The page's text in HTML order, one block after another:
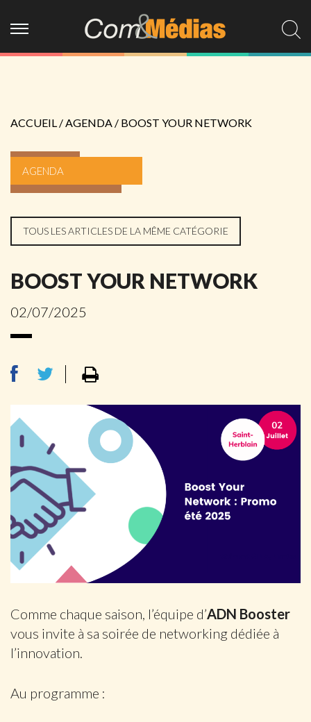
ACCUEIL /AGENDA / BOOST YOUR NETWORK
AGENDA
TOUS LES ARTICLES DE LA MÊME CATÉGORIE
BOOST YOUR NETWORK
02/07/2025
Comme chaque saison, l’équipe d’ADN Booster
vous invite à sa soirée de networking dédiée à
l’innovation.
Au programme :